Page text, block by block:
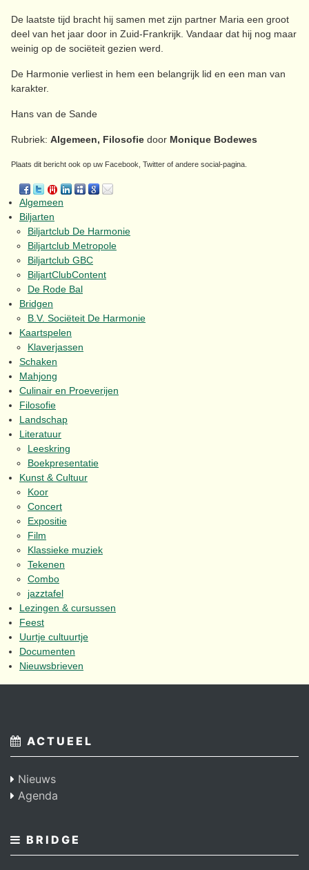
De laatste tijd bracht hij samen met zijn partner Maria een groot
deel van het jaar door in Zuid-Frankrijk. Vandaar dat hij nog maar
weinig op de sociëteit gezien werd.
De Harmonie verliest in hem een belangrijk lid en een man van
karakter.
Hans van de Sande
Rubriek: Algemeen, Filosofie door Monique Bodewes
Plaats dit bericht ook op uw Facebook, Twitter of andere social-pagina.
Algemeen
Biljarten
Biljartclub De Harmonie
Biljartclub Metropole
Biljartclub GBC
BiljartClubContent
De Rode Bal
Bridgen
B.V. Sociëteit De Harmonie
Kaartspelen
Klaverjassen
Schaken
Mahjong
Culinair en Proeverijen
Filosofie
Landschap
Literatuur
Leeskring
Boekpresentatie
Kunst & Cultuur
Koor
Concert
Expositie
Film
Klassieke muziek
Tekenen
Combo
jazztafel
Lezingen & cursussen
Feest
Uurtje cultuurtje
Documenten
Nieuwsbrieven
ACTUEEL
Nieuws
Agenda
BRIDGE